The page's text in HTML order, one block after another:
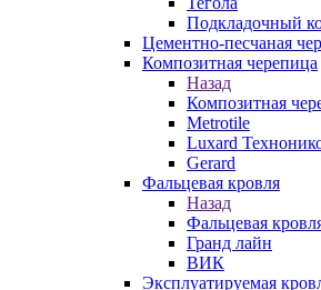
Подкладочный
Цементно-песчаная
Композитная черепица
Назад
Композитная
Metrotile
Luxard
Gerard
Фальцевая кровля
Назад
Фальцевая
Гранд лайн
ВИК
Эксплуатируемая